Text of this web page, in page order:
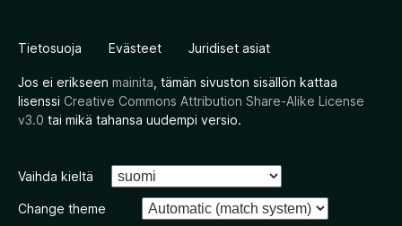
Tietosuoja Evästeet Juridiset asiat
Jos ei erikseen mainita , tämän sivuston sisällön kattaa
lisenssi Creative Commons Attribution Share-Alike License
v3.0 tai mikä tahansa uudempi versio.
Vaihda kieltä
Change theme